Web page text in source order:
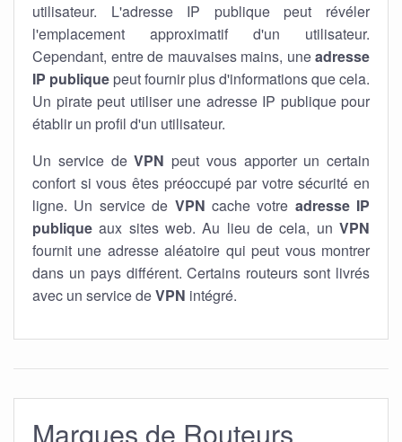
utilisateur. L'adresse IP publique peut révéler
l'emplacement approximatif d'un utilisateur.
Cependant, entre de mauvaises mains, uneadresse
IP publique peut fournir plus d'informations que cela.
Un pirate peut utiliser une adresse IP publique pour
établir un profil d'un utilisateur.
Un service deVPN peut vous apporter un certain
confort si vous êtes préoccupé par votre sécurité en
ligne. Un service de VPN cache votre adresse IP
publique aux sites web. Au lieu de cela, un VPN
fournit une adresse aléatoire qui peut vous montrer
dans un pays différent. Certains routeurs sont livrés
avec un service deVPN intégré.
Marques de Routeurs